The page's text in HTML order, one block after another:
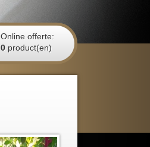
Online offerte:
0 product(en)